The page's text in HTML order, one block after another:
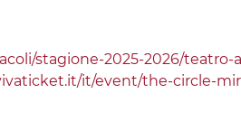
stagione-2025-2026/
it/event/the-circle-